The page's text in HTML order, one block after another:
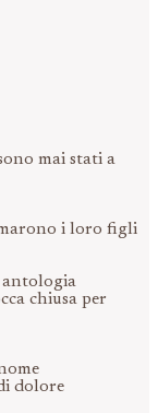
mai stati a
i loro figli
antologia
chiusa per
dolore